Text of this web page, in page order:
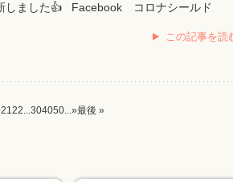
しました👍 Facebook コロナシールド
この記事を読
2122...304050...»最後 »